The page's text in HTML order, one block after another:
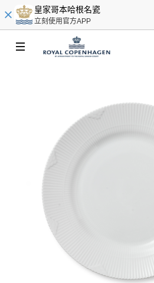
皇家哥本哈根名瓷
立刻使用官方APP